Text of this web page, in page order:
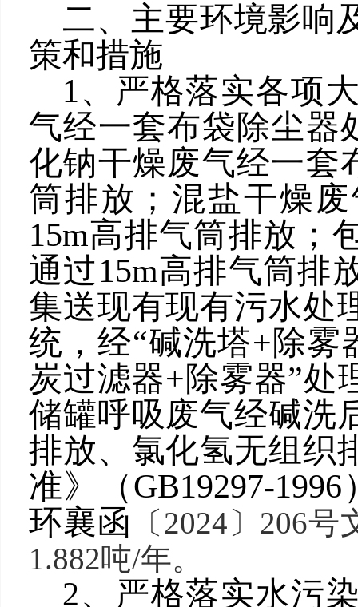
二、主要环境影响
策和措施
1、严格落实各项
气经一套布袋除尘器
化钠干燥废气经一套
筒排放；混盐干燥
15m高排气筒排放；
通过15m高排气筒排
集送现有现有污水处
统，经“碱洗塔+除雾
炭过滤器+除雾器”处
储罐呼吸废气经碱洗
排放、氯化氢无组织
准》（GB19297-
环襄函 〔2024〕 206号
1.882吨/年。
2、严格落实水污